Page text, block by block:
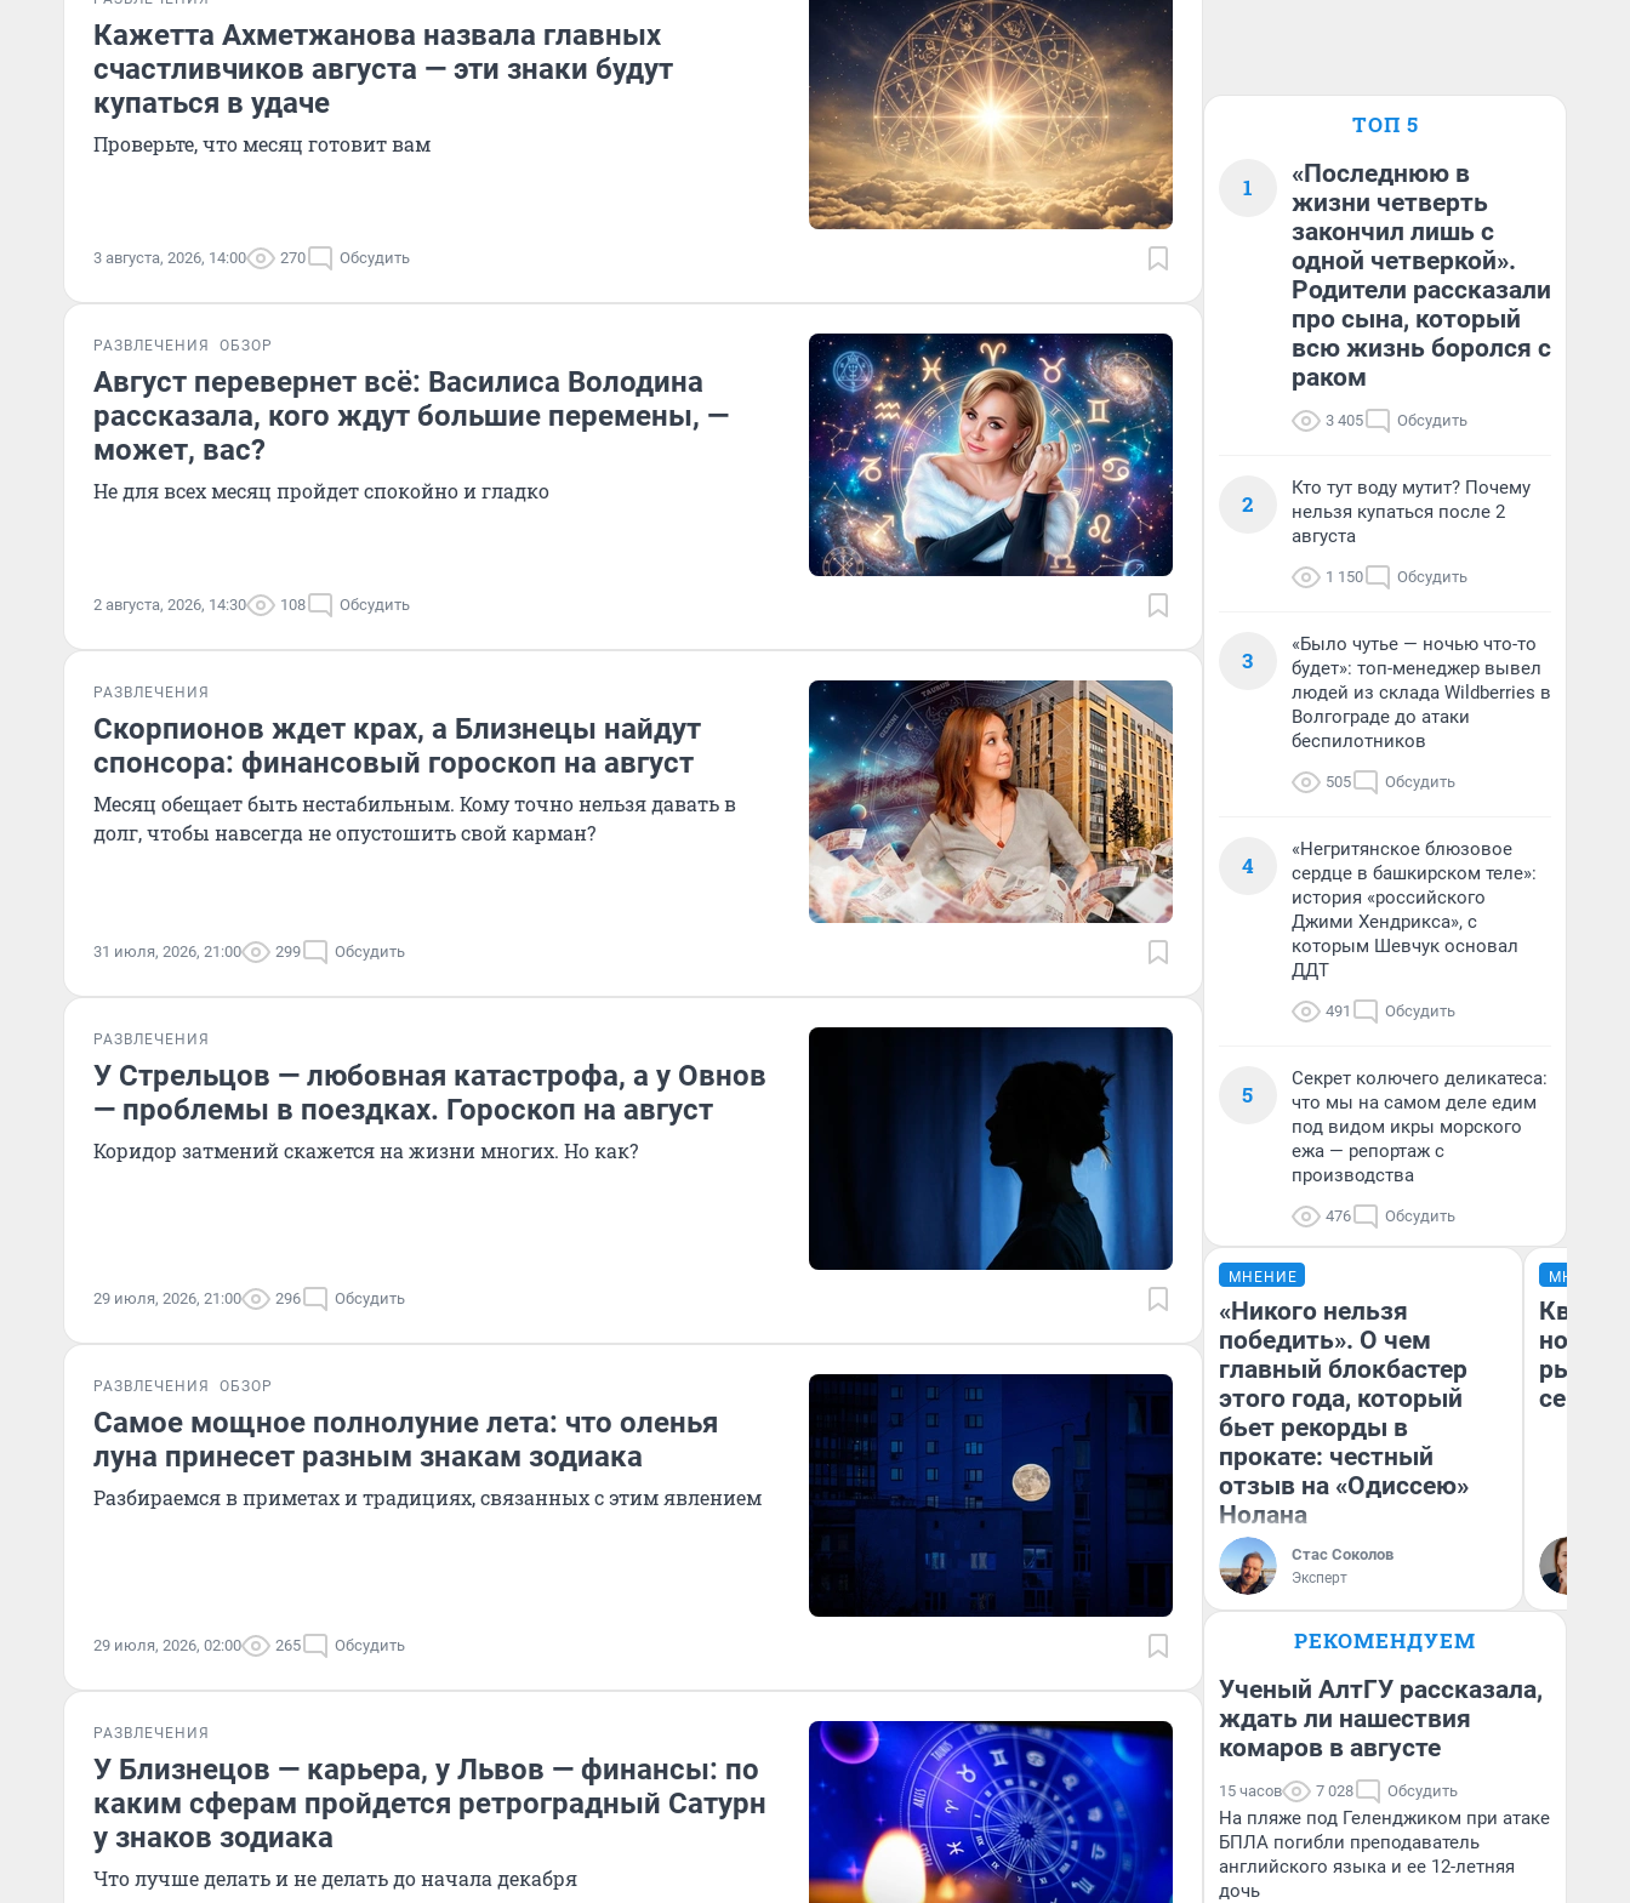
Кажетта Ахметжанова назвала главных
счастливчиков августа — эти знаки будут
купаться в удаче
Проверьте, что месяц готовит вам
3 августа, 2026, 14:00 270 Обсудить
РАЗВЛЕЧЕНИЯ ОБЗОР
Август перевернет всё: Василиса Володина
рассказала, кого ждут большие перемены, —
может, вас?
Не для всех месяц пройдет спокойно и гладко
2 августа, 2026, 14:30 108 Обсудить
РАЗВЛЕЧЕНИЯ
Скорпионов ждет крах, а Близнецы найдут
спонсора: финансовый гороскоп на август
Месяц обещает быть нестабильным. Кому точно нельзя давать в
долг, чтобы навсегда не опустошить свой карман?
31 июля, 2026, 21:00 299 Обсудить
РАЗВЛЕЧЕНИЯ
У Стрельцов — любовная катастрофа, а у Овнов
— проблемы в поездках. Гороскоп на август
Коридор затмений скажется на жизни многих. Но как?
29 июля, 2026, 21:00 296 Обсудить
РАЗВЛЕЧЕНИЯ ОБЗОР
Самое мощное полнолуние лета: что оленья
луна принесет разным знакам зодиака
Разбираемся в приметах и традициях, связанных с этим явлением
29 июля, 2026, 02:00 265 Обсудить
РАЗВЛЕЧЕНИЯ
У Близнецов — карьера, у Львов — финансы: по
каким сферам пройдется ретроградный Сатурн
у знаков зодиака
Что лучше делать и не делать до начала декабря
ТОП 5
1
«Последнюю в
жизни четверть
закончил лишь с
одной четверкой».
Родители рассказали
про сына, который
всю жизнь боролся с
раком
3 405 Обсудить
2
Кто тут воду мутит? Почему
нельзя купаться после 2
августа
1 150 Обсудить
3
«Было чутье — ночью что-то
будет»: топ-менеджер вывел
людей из склада Wildberries в
Волгограде до атаки
беспилотников
505 Обсудить
4
«Негритянское блюзовое
сердце в башкирском теле»:
история «российского
Джими Хендрикса», с
которым Шевчук основал
ДДТ
491 Обсудить
5
Секрет колючего деликатеса:
что мы на самом деле едим
под видом икры морского
ежа — репортаж с
производства
476 Обсудить
МНЕНИЕ
«Никого нельзя
победить». О чем
главный блокбастер
этого года, который
бьет рекорды в
прокате: честный
отзыв на «Одиссею»
Нолана
Стас Соколов
Эксперт
МНЕНИЕ
но
рынок
РЕКОМЕНДУЕМ
Ученый АлтГУ рассказала,
ждать ли нашествия
комаров в августе
15 часов 7 028 Обсудить
На пляже под Геленджиком при атаке
БПЛА погибли преподаватель
английского языка и ее 12-летняя
дочь